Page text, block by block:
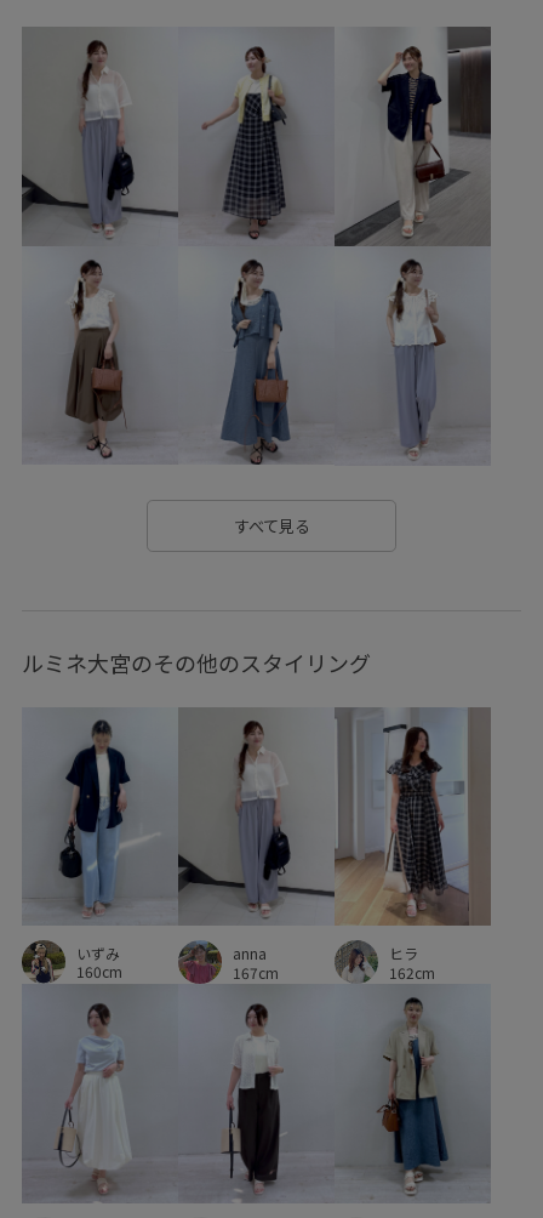
RP26SS_lightouter RP26SS着映えトップス
setup_pickup Wbottoms_pickup おなかが隠れる
ウエストタック
オフィスカジュアル カジュアル カジュアルすぎない
カットソー キーホルダー クーポン対象商品
グルカサンダル サイズ調整 シアー素材
シャツ シワになりにくい
ジャケット スクエアトゥ スクエアネック
スッキリ セットアップ対象商品 ソックス
デニムパンツ
トレンド ナチュラル ニット
パンプス フリーサイズ ブラウス
ミニバッグ メランジドビーチェック
リボンデザイン ロングシーズン
ロングスカート ローファー
ワンショルダー 上品 伸縮性 優雅 光沢感
冷んやり 凹凸感 取り外し可能 合わせやすい
後ろがゴム 快適 接触冷感 日傘
旬のスタイリング 水筒
涼しげ 清涼感 爽やか 秋口
程よいゆとり 程よい厚み 肌馴染が良い
艶感 華やか 落ち感 落ち着いた印象 薄手
裏地付き 都会的 長く使える 長財布 高見え
すべて見る
ルミネ大宮のその他のスタイリング
いずみ
160cm
anna
167cm
ヒラ
162cm